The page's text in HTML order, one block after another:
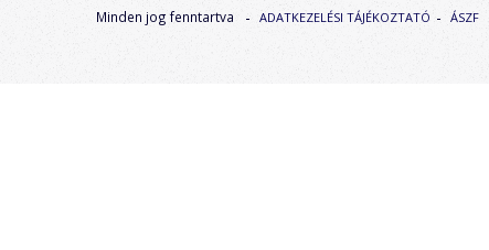
Minden jog fenntartva ADATKEZELÉSI TÁJÉKOZTATÓ ÁSZF